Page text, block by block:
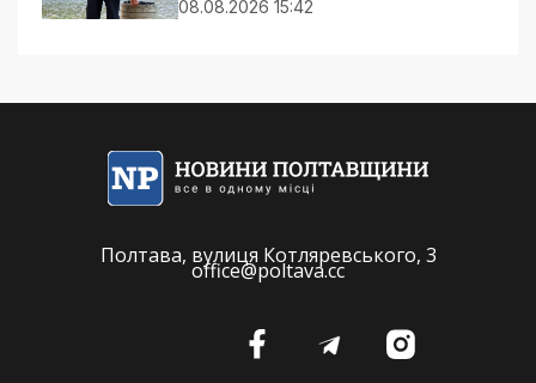
08.08.2026 15:42
Полтава, вулиця Котляревського, 3
office@poltava.cc